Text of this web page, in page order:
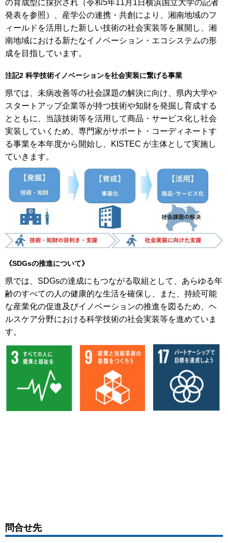
の育成型に採択され（令和5年11月1日横浜国立大学の記者
発表を参照）、産学公の連携・共創により、湘南地域のフ
ィールドを活用した新しい技術の社会実装等を展開し、湘
南地域における新たなイノベーション・エコシステムの形
成を目指しています。
注記2 科学技術イノベーションを社会実装に繋げる事業
県では、未病改善等の社会課題の解決に向け、県内大学や
スタートアップ企業等が持つ技術や知財を発掘し育成する
とともに、当該技術等を活用して商品・サービス化し社会
実装していくため、専門家がサポート・コーディネートす
る事業を本年度から開始し、KISTEC が主体として実施し
ていきます。
《SDGsの推進について》
県では、SDGsの達成にもつながる取組として、あらゆる年
齢のすべての人の健康的な生活を確保し、また、持続可能
な産業化の促進及びイノベーションの推進を図るため、ヘ
ルスケア分野における科学技術の社会実装等を進めていま
す。
問合せ先